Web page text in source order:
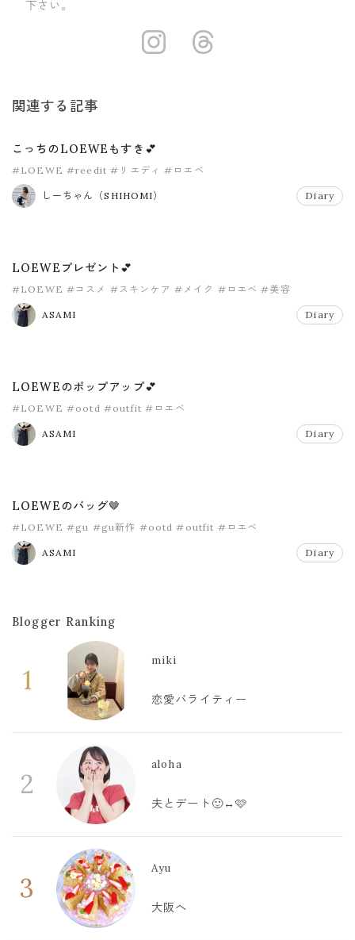
下さい。
https://
関連する記事
こっちのLOEWEもすき💕
#LOEWE #reedit #リエディ #ロエベ
しーちゃん（SHIHOMI） Diary
LOEWEプレゼント💕
#LOEWE #コスメ #スキンケア #メイク #ロエベ #美容
ASAMI Diary
LOEWEのポップアップ💕
#LOEWE #ootd #outfit #ロエベ
ASAMI Diary
LOEWEのバッグ🤎
#LOEWE #gu #gu新作 #ootd #outfit #ロエベ
ASAMI Diary
Blogger Ranking
1
miki
恋愛バライティー
2
aloha
夫とデート🙂‍↔️🩷
3
Ayu
大阪へ